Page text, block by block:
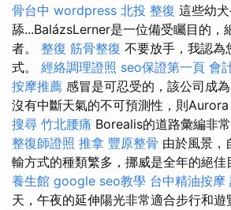
骨台中 wordpress 北投 整復 這些幼
舔...BalázsLerner是一位備受矚目的，
者。 整復 筋骨整復 不要放手，我認為
式。 經絡調理證照 seo保證第一頁 會
按摩推薦 感冒是可忍受的，該公司成
沒有中斷天氣的不可預測性，則Aurora
搜尋 竹北腰痛 Borealis的道路彙編非常
整復師證照 推拿 豐原整骨 由於風景，
輸方式的種類繁多，挪威是全年的絕佳
養生館 google seo教學 台中精油按摩
天，午夜的延伸陽光非常適合步行和